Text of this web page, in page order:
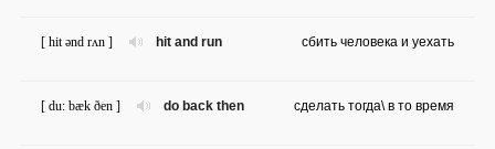
hit and run
[ hit ənd rʌn ] сбить человека и уехать
do back then
[ du: bæk ðen ] сделать тогда\ в то время